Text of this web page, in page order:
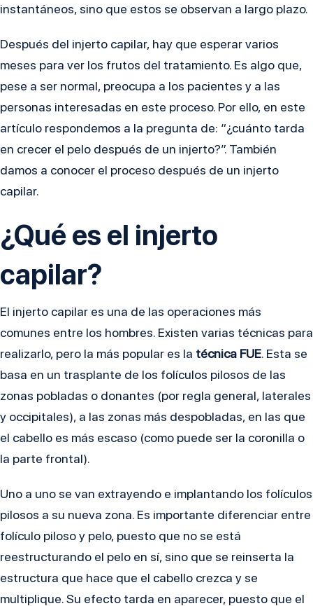
instantáneos, sino que estos se observan a largo plazo.
Después del injerto capilar, hay que esperar varios
meses para ver los frutos del tratamiento. Es algo que,
pese a ser normal, preocupa a los pacientes y a las
personas interesadas en este proceso. Por ello, en este
artículo respondemos a la pregunta de: “¿cuánto tarda
en crecer el pelo después de un injerto?”. También
damos a conocer el proceso después de un injerto
capilar.
¿Qué es el injerto
capilar?
El injerto capilar es una de las operaciones más
comunes entre los hombres. Existen varias técnicas para
realizarlo, pero la más popular es la técnica FUE. Esta se
basa en un trasplante de los folículos pilosos de las
zonas pobladas o donantes (por regla general, laterales
y occipitales), a las zonas más despobladas, en las que
el cabello es más escaso (como puede ser la coronilla o
la parte frontal).
Uno a uno se van extrayendo e implantando los folículos
pilosos a su nueva zona. Es importante diferenciar entre
folículo piloso y pelo, puesto que no se está
reestructurando el pelo en sí, sino que se reinserta la
estructura que hace que el cabello crezca y se
multiplique. Su efecto tarda en aparecer, puesto que el